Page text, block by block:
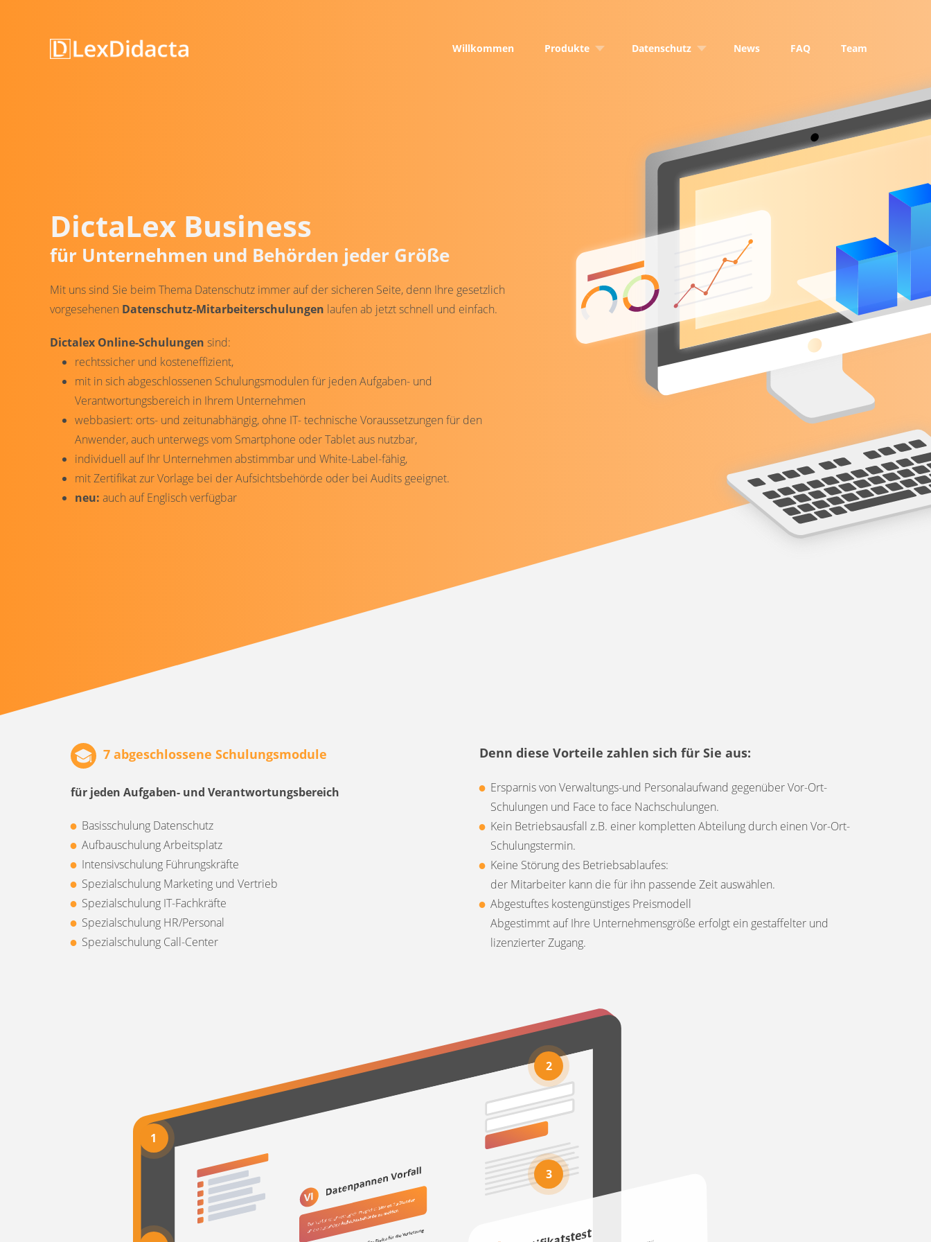
Willkommen Produkte
DictaLex Buildings Services
Datenschutz
Datenschutz in Arztpraxen
Datenschutz in
Krankenhäusern
Datenschutz in Konzernen
Datenschutzbeauftragte
News FAQ Team
DictaLex Business
für Unternehmen und Behörden jeder Größe
Mit uns sind Sie beim Thema Datenschutz immer auf der sicheren Seite, denn Ihre gesetzlich
vorgesehenen Datenschutz-Mitarbeiterschulungen laufen ab jetzt schnell und einfach.
Dictalex Online-Schulungen sind:
rechtssicher und kosteneffizient,
mit in sich abgeschlossenen Schulungsmodulen für jeden Aufgaben- und
Verantwortungsbereich in Ihrem Unternehmen
webbasiert: orts- und zeitunabhängig, ohne IT- technische Voraussetzungen für den
Anwender, auch unterwegs vom Smartphone oder Tablet aus nutzbar,
individuell auf Ihr Unternehmen abstimmbar und White-Label-fähig,
mit Zertifikat zur Vorlage bei der Aufsichtsbehörde oder bei Audits geeignet.
neu: auch auf Englisch verfügbar
7 abgeschlossene Schulungsmodule
für jeden Aufgaben- und Verantwortungsbereich
Basisschulung Datenschutz
Aufbauschulung Arbeitsplatz
Intensivschulung Führungskräfte
Spezialschulung Marketing und Vertrieb
Spezialschulung IT-Fachkräfte
Spezialschulung HR/Personal
Spezialschulung Call-Center
Denn diese Vorteile zahlen sich für Sie aus:
Ersparnis von Verwaltungs-und Personalaufwand gegenüber Vor-Ort-
Schulungen und Face to face Nachschulungen.
Kein Betriebsausfall z.B. einer kompletten Abteilung durch einen Vor-Ort-
Schulungstermin.
Keine Störung des Betriebsablaufes:
der Mitarbeiter kann die für ihn passende Zeit auswählen.
Abgestuftes kostengünstiges Preismodell
Abgestimmt auf Ihre Unternehmensgröße erfolgt ein gestaffelter und
lizenzierter Zugang.
1
2
3